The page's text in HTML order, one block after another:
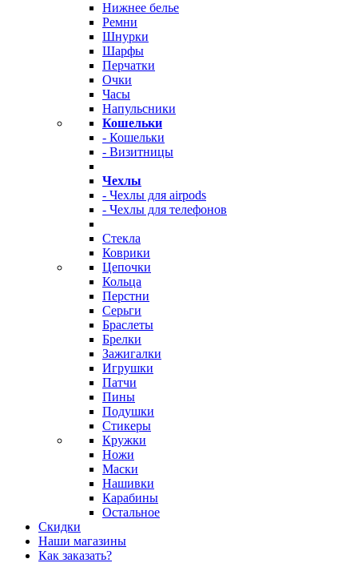
Нижнее белье
Ремни
Шнурки
Шарфы
Перчатки
Очки
Часы
Напульсники
Кошельки
- Кошельки
- Визитницы
Чехлы
- Чехлы для airpods
- Чехлы для телефонов
Стекла
Коврики
Цепочки
Кольца
Перстни
Серьги
Браслеты
Брелки
Зажигалки
Игрушки
Патчи
Пины
Подушки
Стикеры
Кружки
Ножи
Маски
Нашивки
Карабины
Остальное
Скидки
Наши магазины
Как заказать?